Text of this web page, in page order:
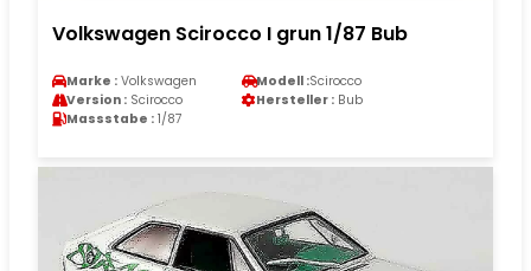
Volkswagen Scirocco I grun 1/87 Bub
Marke : Volkswagen Modell :Scirocco
Version : Scirocco Hersteller : Bub
Massstabe : 1/87